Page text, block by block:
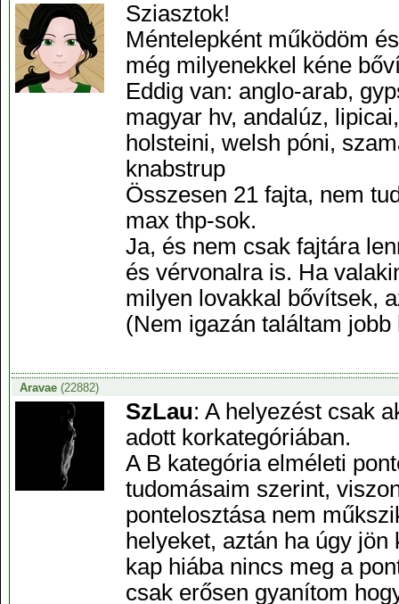
Sziasztok!
Méntelepként működöm
még milyenekkel kéne
Eddig van: anglo-arab,
magyar hv, andalúz,
holsteini, welsh póni,
knabstrup
Összesen 21 fajta, nem
max thp-sok.
Ja, és nem csak fajtára
és vérvonalra is. Ha
milyen lovakkal bővítsek,
(Nem igazán találtam
Aravae(22882)
SzLau: A helyezést csak
adott korkategóriában.
A B kategória elméleti
tudomásaim szerint,
pontelosztása nem
helyeket, aztán ha úgy
kap hiába nincs meg a
csak erősen gyanítom